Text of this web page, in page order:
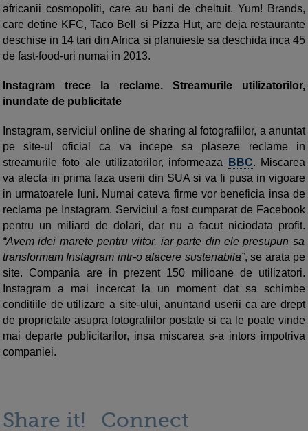
africanii cosmopoliti, care au bani de cheltuit. Yum! Brands,
care detine KFC, Taco Bell si Pizza Hut, are deja restaurante
deschise in 14 tari din Africa si planuieste sa deschida inca 45
de fast-food-uri numai in 2013.
Instagram trece la reclame. Streamurile utilizatorilor,
inundate de publicitate
Instagram, serviciul online de sharing al fotografiilor, a anuntat
pe site-ul oficial ca va incepe sa plaseze reclame in
streamurile foto ale utilizatorilor, informeaza
BBC. Miscarea
va afecta in prima faza userii din SUA si va fi pusa in vigoare
in urmatoarele luni. Numai cateva firme vor beneficia insa de
reclama pe Instagram. Serviciul a fost cumparat de Facebook
pentru un miliard de dolari, dar nu a facut niciodata profit.
“Avem idei marete pentru viitor, iar parte din ele presupun sa
transformam Instagram intr-o afacere sustenabila”, se arata pe
site. Compania are in prezent 150 milioane de utilizatori.
Instagram a mai incercat la un moment dat sa schimbe
conditiile de utilizare a site-ului, anuntand userii ca are drept
de proprietate asupra fotografiilor postate si ca le poate vinde
mai departe publicitarilor, insa miscarea s-a intors impotriva
companiei.
Share it! Connect